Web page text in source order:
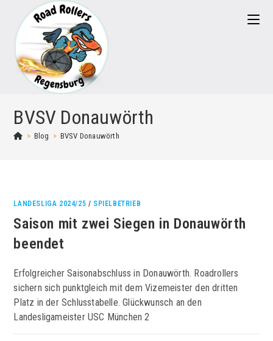
springen
BVSV Donauwörth
> Blog > BVSV Donauwörth
LANDESLIGA 2024/25 / SPIELBETRIEB
Saison mit zwei Siegen in Donauwörth
beendet
Erfolgreicher Saisonabschluss in Donauwörth. Roadrollers
sichern sich punktgleich mit dem Vizemeister den dritten
Platz in der Schlusstabelle. Glückwunsch an den
Landesligameister USC München 2